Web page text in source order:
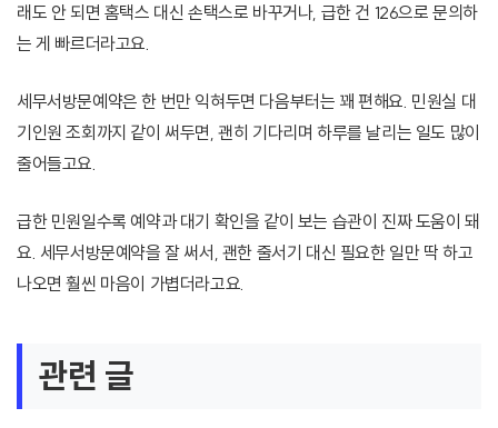
래도 안 되면 홈택스 대신 손택스로 바꾸거나, 급한 건 126으로 문의하
는 게 빠르더라고요.
세무서방문예약은 한 번만 익혀두면 다음부터는 꽤 편해요. 민원실 대
기인원 조회까지 같이 써두면, 괜히 기다리며 하루를 날리는 일도 많이
줄어들고요.
급한 민원일수록 예약과 대기 확인을 같이 보는 습관이 진짜 도움이 돼
요. 세무서방문예약을 잘 써서, 괜한 줄서기 대신 필요한 일만 딱 하고
나오면 훨씬 마음이 가볍더라고요.
관련 글